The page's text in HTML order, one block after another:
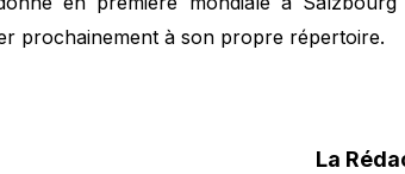
prochainement à son propre répertoire.
La